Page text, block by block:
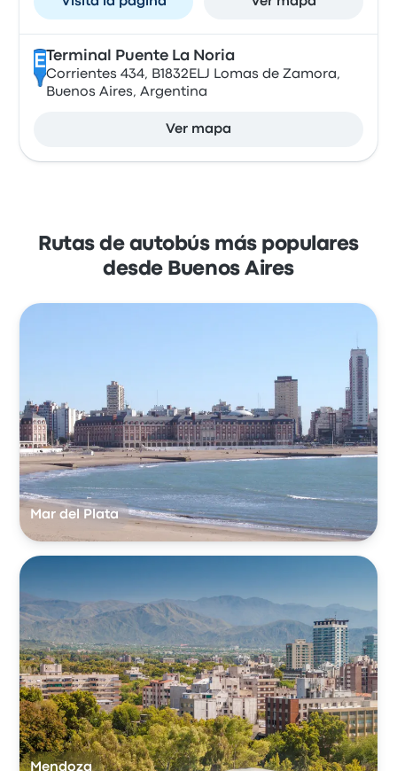
E Terminal Puente La Noria
Corrientes 434, B1832ELJ Lomas de Zamora,
Buenos Aires, Argentina
Ver mapa
Rutas de autobús más populares
desde Buenos Aires
Mar del Plata
Mendoza